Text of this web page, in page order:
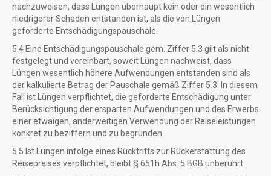
nachzuweisen, dass Lüngen überhaupt kein oder ein wesentlich
niedrigerer Schaden entstanden ist, als die von Lüngen
geforderte Entschädigungspauschale.
5.4 Eine Entschädigungspauschale gem. Ziffer 5.3 gilt als nicht
festgelegt und vereinbart, soweit Lüngen nachweist, dass
Lüngen wesentlich höhere Aufwendungen entstanden sind als
der kalkulierte Betrag der Pauschale gemäß Ziffer 5.3. In diesem
Fall ist Lüngen verpflichtet, die geforderte Entschädigung unter
Berücksichtigung der ersparten Aufwendungen und des Erwerbs
einer etwaigen, anderweitigen Verwendung der Reiseleistungen
konkret zu beziffern und zu begründen.
5.5 Ist Lüngen infolge eines Rücktritts zur Rückerstattung des
Reisepreises verpflichtet, bleibt § 651h Abs. 5 BGB unberührt.